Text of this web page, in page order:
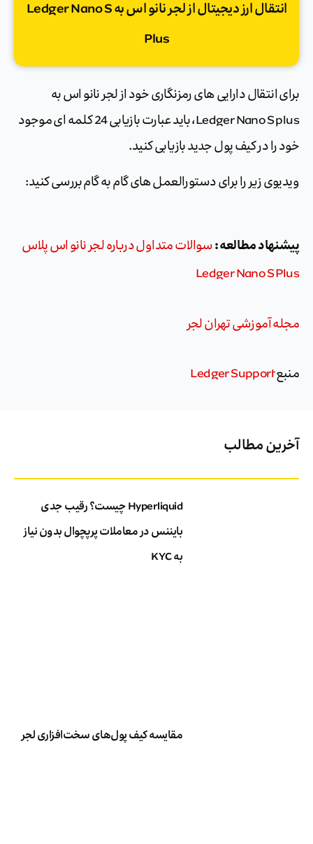
انتقال ارز دیجیتال از لجر نانو اس به Ledger Nano S
Plus
برای انتقال دارایی های رمزنگاری خود از لجر نانو اس به
Ledger Nano S plus، باید عبارت بازیابی 24 کلمه ای موجود
خود را در کیف پول جدید بازیابی کنید.
ویدیوی زیر را برای دستورالعمل های گام به گام بررسی کنید:
پیشنهاد مطالعه : سوالات متداول درباره لجر نانو اس پلاس
Ledger Nano S Plus
مجله آموزشی تهران لجر
منبعLedger Support
آخرین مطالب
Hyperliquid چیست؟ رقیب جدی
بایننس در معاملات پرپچوال بدون نیاز
به KYC
مقایسه کیف پول‌های سخت‌افزاری لجر